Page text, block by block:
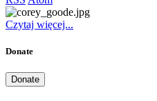
Czytaj więcej...
Donate
Donate